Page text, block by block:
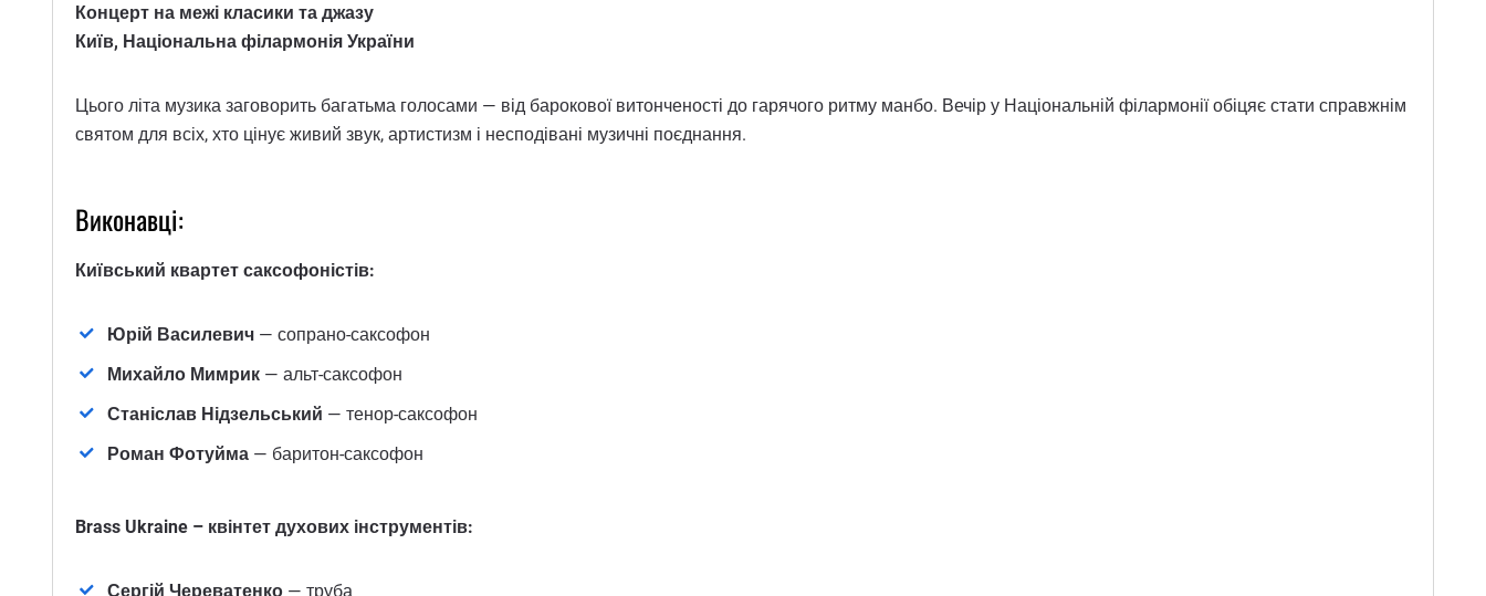
Концерт на межі класики та джазу
Київ, Національна філармонія України
Цього літа музика заговорить багатьма голосами — від барокової витонченості до гарячого ритму манбо. Вечір у Національній філармонії обіцяє стати справжнім
святом для всіх, хто цінує живий звук, артистизм і несподівані музичні поєднання.
Виконавці:
Київський квартет саксофоністів:
Юрій Василевич — сопрано-саксофон
Михайло Мимрик — альт-саксофон
Станіслав Нідзельський — тенор-саксофон
Роман Фотуйма — баритон-саксофон
Brass Ukraine – квінтет духових інструментів:
Сергій Череватенко — труба